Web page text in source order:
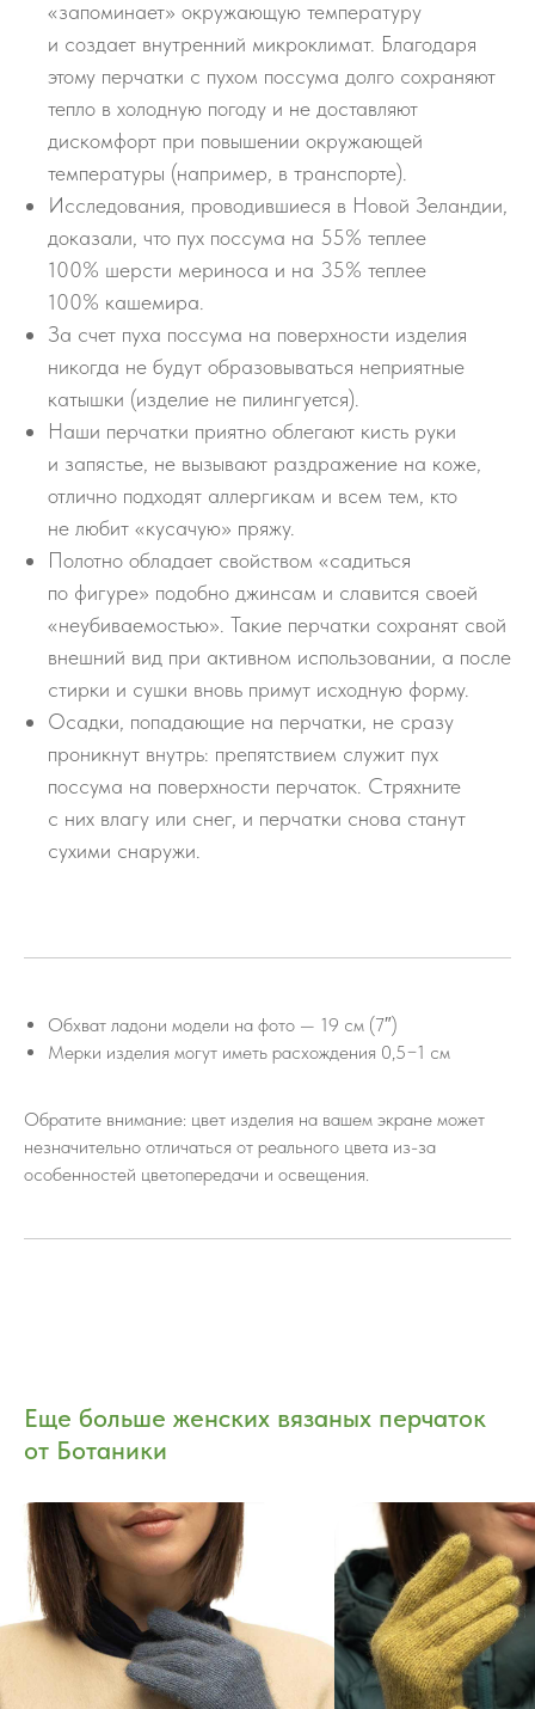
«запоминает» окружающую температуру
и создает внутренний микроклимат. Благодаря
этому перчатки с пухом поссума долго сохраняют
тепло в холодную погоду и не доставляют
дискомфорт при повышении окружающей
температуры (например, в транспорте).
Исследования, проводившиеся в Новой Зеландии,
доказали, что пух поссума на 55% теплее
100% шерсти мериноса и на 35% теплее
100% кашемира.
За счет пуха поссума на поверхности изделия
никогда не будут образовываться неприятные
катышки (изделие не пилингуется).
Наши перчатки приятно облегают кисть руки
и запястье, не вызывают раздражение на коже,
отлично подходят аллергикам и всем тем, кто
не любит «кусачую» пряжу.
Полотно обладает свойством «садиться
по фигуре» подобно джинсам и славится своей
«неубиваемостью». Такие перчатки сохранят свой
внешний вид при активном использовании, а после
стирки и сушки вновь примут исходную форму.
Осадки, попадающие на перчатки, не сразу
проникнут внутрь: препятствием служит пух
поссума на поверхности перчаток. Стряхните
с них влагу или снег, и перчатки снова станут
сухими снаружи.
Обхват ладони модели на фото — 19 см (7″)
Мерки изделия могут иметь расхождения 0,5−1 см
Обратите внимание: цвет изделия на вашем экране может
незначительно отличаться от реального цвета из-за
особенностей цветопередачи и освещения.
Еще больше женских вязаных перчаток
от Ботаники